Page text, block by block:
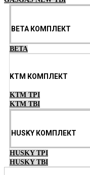
BETA КОМПЛЕКТ
BETA
KTM КОМПЛЕКТ
KTM TPI
KTM TBI
HUSKY КОМПЛЕКТ
HUSKY TPI
HUSKY TBI